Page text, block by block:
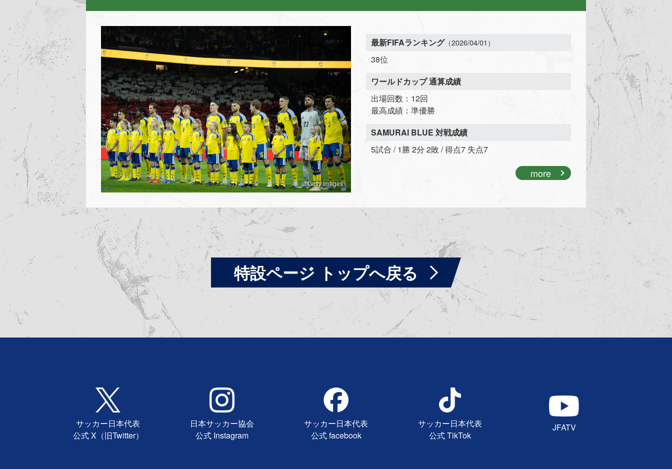
© Getty Images
最新FIFAランキング（2026/04/01）
38位
ワールドカップ 通算成績
出場回数：12回
最高成績：準優勝
SAMURAI BLUE 対戦成績
5試合 / 1勝 2分 2敗 / 得点7 失点7
more
特設ページ トップへ戻る
サッカー日本代表
公式 X（旧Twitter）
日本サッカー協会
公式 Instagram
サッカー日本代表
公式 facebook
サッカー日本代表
公式 TikTok
JFATV